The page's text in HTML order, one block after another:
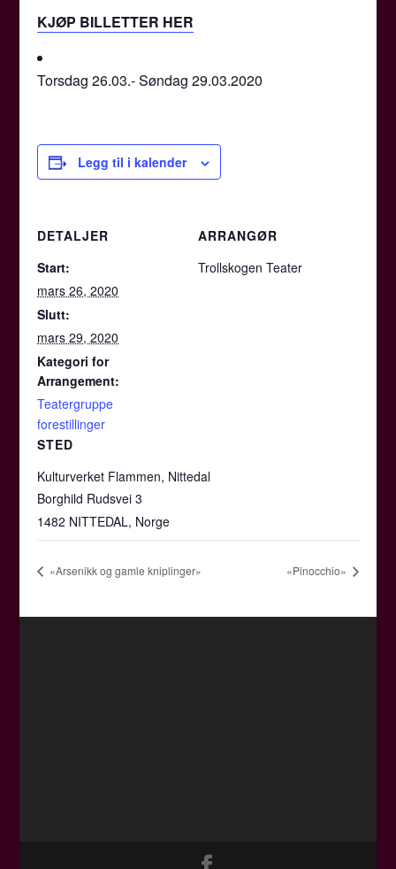
KJØP BILLETTER HER
Torsdag 26.03.- Søndag 29.03.2020
Legg til i kalender
DETALJER
Start:
mars 26, 2020
Slutt:
mars 29, 2020
Kategori for
Arrangement:
Teatergruppe
forestillinger
STED
Kulturverket Flammen, Nittedal
Borghild Rudsvei 3
1482 NITTEDAL, Norge
ARRANGØR
Trollskogen Teater
«Arsenikk og gamle kniplinger» «Pinocchio»